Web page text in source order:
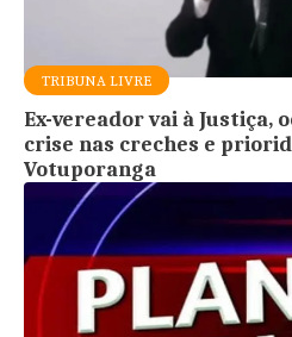
TRIBUNA LIVRE
Ex-vereador vai à Justiça,
crise nas creches e
Votuporanga